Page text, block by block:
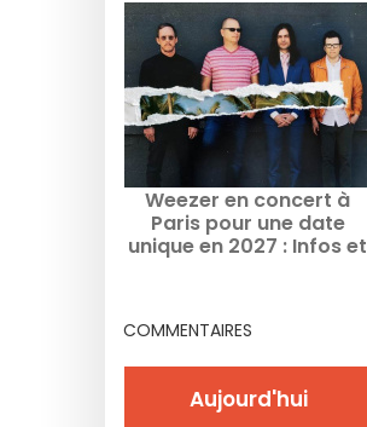
Weezer en concert à
Paris pour une date
unique en 2027 : Infos et
COMMENTAIRES
Aujourd'hui